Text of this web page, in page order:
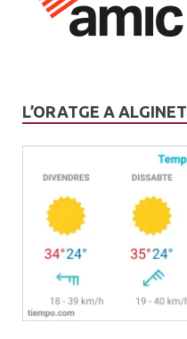
L’ORATGE A ALGINET